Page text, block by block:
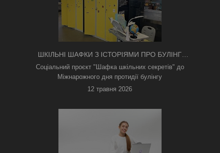
ШКІЛЬНІ ШАФКИ З ІСТОРІЯМИ ПРО БУЛІНГ
З'ЯВИЛИСЯ В КИЄВІ
Соціальний проєкт "Шафка шкільних секретів" до
Міжнарожного дня протидії булінгу
12 травня 2026